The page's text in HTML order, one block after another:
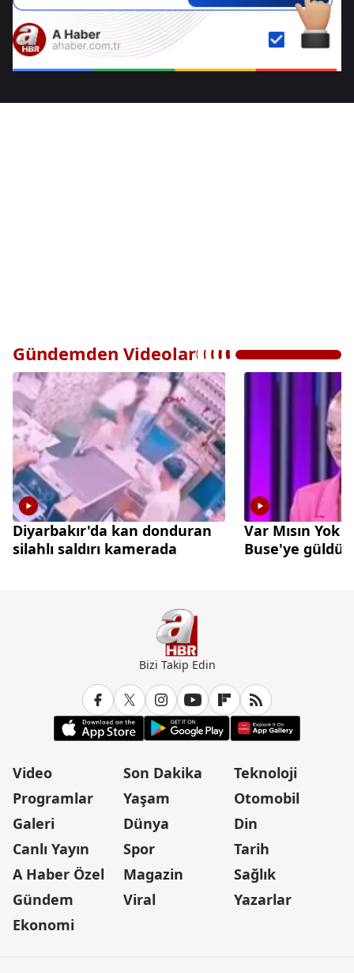
Gündemden Videolar
Diyarbakır'da kan donduran
silahlı saldırı kamerada
Var Mısın Yok
Buse'ye güldü
Bizi Takip Edin
Video
Programlar
Galeri
Canlı Yayın
A Haber Özel
Gündem
Ekonomi
Son Dakika
Yaşam
Dünya
Spor
Magazin
Viral
Teknoloji
Otomobil
Din
Tarih
Sağlık
Yazarlar